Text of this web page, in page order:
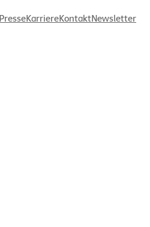
PresseKarriereKontaktNewsletter